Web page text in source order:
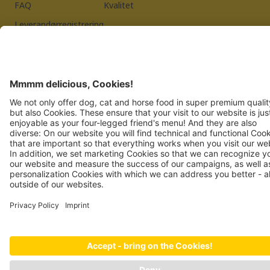
FAQ
Leverandørregistrering
Kvalitet
JOSERA PETFOOD GMBH
Industriegebiet Sud
DE-63924 Kleinheubach